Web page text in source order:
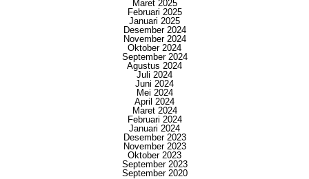
Maret 2025
Februari 2025
Januari 2025
Desember 2024
November 2024
Oktober 2024
September 2024
Agustus 2024
Juli 2024
Juni 2024
Mei 2024
April 2024
Maret 2024
Februari 2024
Januari 2024
Desember 2023
November 2023
Oktober 2023
September 2023
September 2020